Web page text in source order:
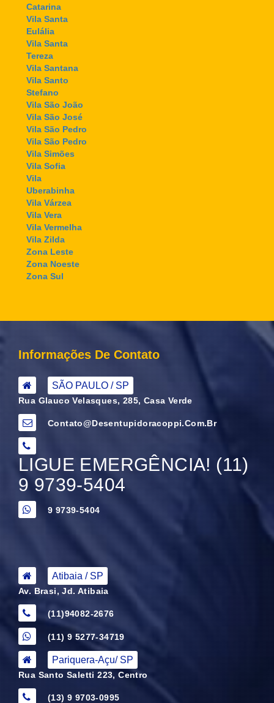
Catarina
Vila Santa
Eulália
Vila Santa
Tereza
Vila Santana
Vila Santo
Stefano
Vila São João
Vila São José
Vila São Pedro
Vila São Pedro
Vila Simões
Vila Sofia
Vila
Uberabinha
Vila Várzea
Vila Vera
Vila Vermelha
Vila Zilda
Zona Leste
Zona Noeste
Zona Sul
Informações De Contato
SÃO PAULO / SP
Rua Glauco Velasques, 285, Casa Verde
Contato@desentupidoracoppi.com.br
LIGUE EMERGÊNCIA! (11)
9 9739-5404
9 9739-5404
Atibaia / SP
Av. Brasi, Jd. Atibaia
(11)94082-2676
(11) 9 5277-34719
Pariquera-Açu/ SP
Rua Santo Saletti 223, Centro
(13) 9 9703-0995